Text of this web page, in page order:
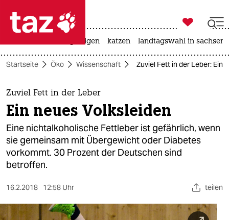
 taz zahl ich
taz zahl ich
themen
politik
öko
gesellschaft
kultur
sport

taz zahl ich
bergsteigen katzen landtagswahl in
Startseite Öko Wissenschaft Zuviel Fett in der Leber: Ein
Zuviel Fett in der Leber
Ein neues Volksleiden
Eine nichtalkoholische Fettleber ist gefährlich, wenn
sie gemeinsam mit Übergewicht oder Diabetes
vorkommt. 30 Prozent der Deutschen sind
betroffen.
16.2.2018 12:58 Uhr teilen